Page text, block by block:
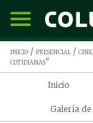
inicio / presencial /
cotidianas"
Inicio
Galería de